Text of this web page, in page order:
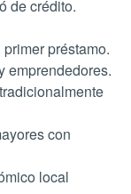
de crédito.
préstamo.
emprendedores.
con
local